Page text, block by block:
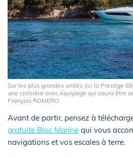
Sur les plus grandes unités (ici la Prestige
une croisière avec équipage qui saura être
François ROMERO
Avant de partir, pensez à
gratuite Bloc Marine qui vous
navigations et vos escales à terre.